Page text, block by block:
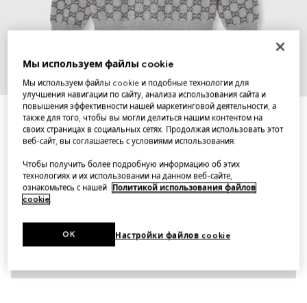
3
Children's GG wool jacquard sweater
Вариантыgrey and dark grey
Мы используем файлы cookie
Мы используем файлы cookie и подобные технологии для
улучшения навигации по сайту, анализа использования сайта и
повышения эффективности нашей маркетинговой деятельности, а
также для того, чтобы вы могли делиться нашим контентом на
своих страницах в социальных сетях. Продолжая использовать этот
веб-сайт, вы соглашаетесь с условиями использования.
Чтобы получить более подробную информацию об этих
технологиях и их использовании на данном веб-сайте,
ознакомьтесь с нашей
Политикой использования файлов
cookie.
Настройки файлов cookie
OK